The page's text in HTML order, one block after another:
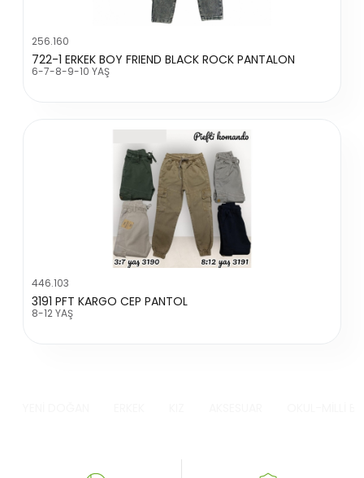
256.160
722-1 ERKEK BOY FRIEND BLACK ROCK PANTALON
6-7-8-9-10 YAŞ
446.103
3191 PFT KARGO CEP PANTOL
8-12 YAŞ